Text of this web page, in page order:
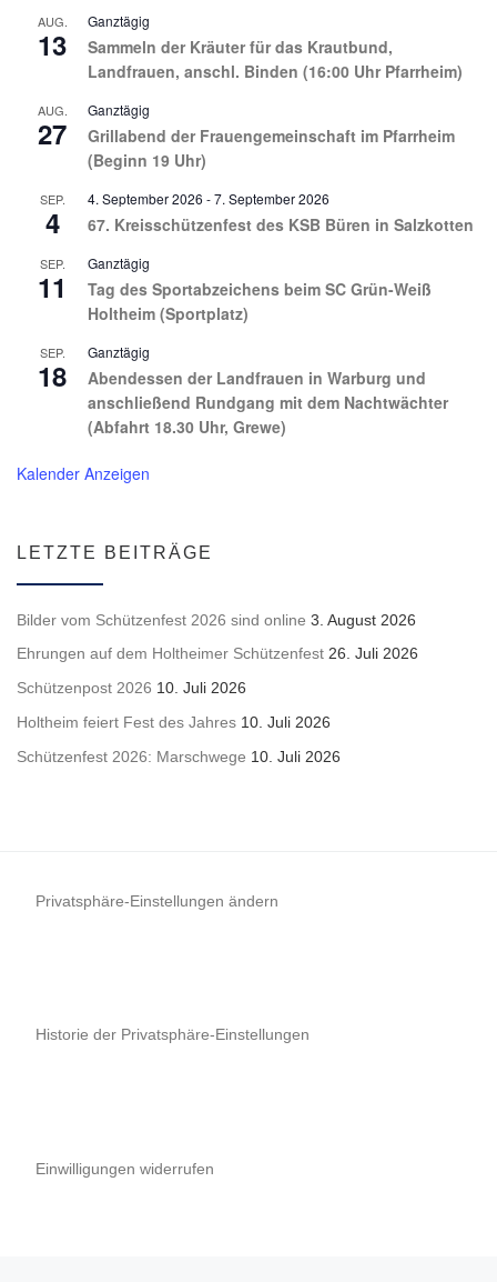
AUG.
13
Ganztägig
Sammeln der Kräuter für das Krautbund,
Landfrauen, anschl. Binden (16:00 Uhr Pfarrheim)
AUG.
27
Ganztägig
Grillabend der Frauengemeinschaft im Pfarrheim
(Beginn 19 Uhr)
SEP.
4
4. September 2026 -7. September 2026
67. Kreisschützenfest des KSB Büren in Salzkotten
SEP.
11
Ganztägig
Tag des Sportabzeichens beim SC Grün-Weiß
Holtheim (Sportplatz)
SEP.
18
Ganztägig
Abendessen der Landfrauen in Warburg und
anschließend Rundgang mit dem Nachtwächter
(Abfahrt 18.30 Uhr, Grewe)
Kalender Anzeigen
LETZTE BEITRÄGE
Bilder vom Schützenfest 2026 sind online 3. August 2026
Ehrungen auf dem Holtheimer Schützenfest 26. Juli 2026
Schützenpost 2026 10. Juli 2026
Holtheim feiert Fest des Jahres 10. Juli 2026
Schützenfest 2026: Marschwege 10. Juli 2026
Privatsphäre-Einstellungen ändern
Historie der Privatsphäre-Einstellungen
Einwilligungen widerrufen